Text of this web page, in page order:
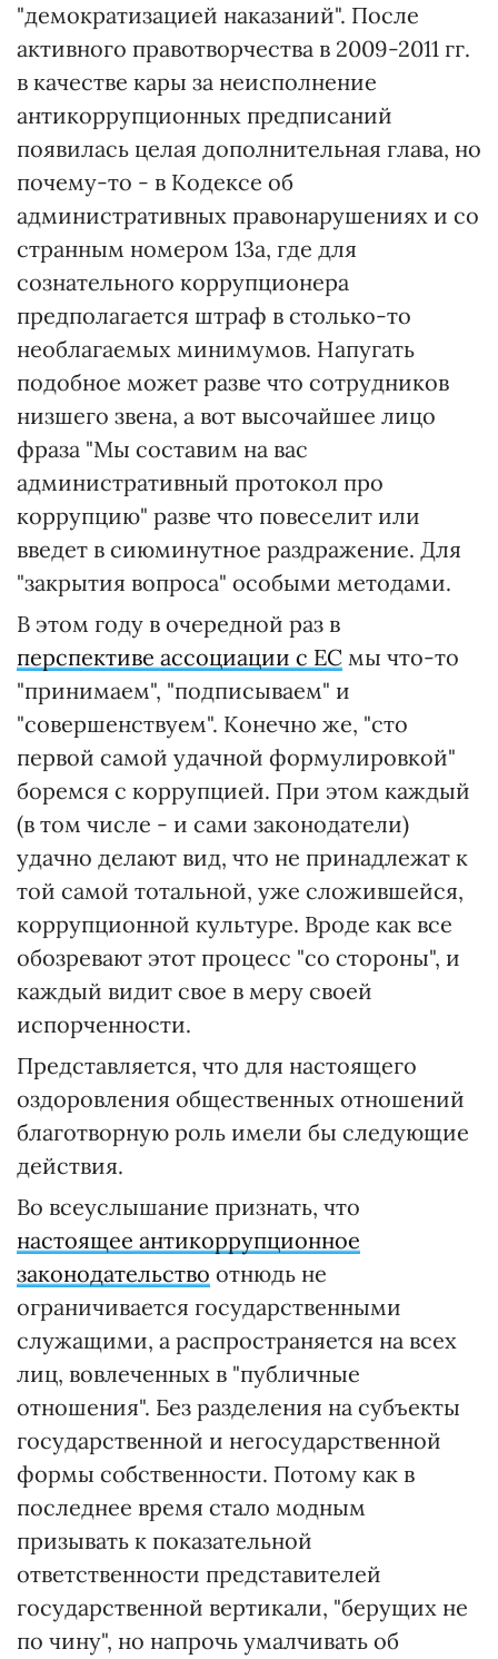
"демократизацией наказаний". После
активного правотворчества в 2009-2011 гг.
в качестве кары за неисполнение
антикоррупционных предписаний
появилась целая дополнительная глава, но
почему-то - в Кодексе об
административных правонарушениях и со
странным номером 13а, где для
сознательного коррупционера
предполагается штраф в столько-то
необлагаемых минимумов. Напугать
подобное может разве что сотрудников
низшего звена, а вот высочайшее лицо
фраза "Мы составим на вас
административный протокол про
коррупцию" разве что повеселит или
введет в сиюминутное раздражение. Для
"закрытия вопроса" особыми методами.
В этом году в очередной раз в
перспективе ассоциации с ЕС мы что-то
"принимаем", "подписываем" и
"совершенствуем". Конечно же, "сто
первой самой удачной формулировкой"
боремся с коррупцией. При этом каждый
(в том числе - и сами законодатели)
удачно делают вид, что не принадлежат к
той самой тотальной, уже сложившейся,
коррупционной культуре. Вроде как все
обозревают этот процесс "со стороны", и
каждый видит свое в меру своей
испорченности.
Представляется, что для настоящего
оздоровления общественных отношений
благотворную роль имели бы следующие
действия.
Во всеуслышание признать, что
настоящее антикоррупционное
законодательство отнюдь не
ограничивается государственными
служащими, а распространяется на всех
лиц, вовлеченных в "публичные
отношения". Без разделения на субъекты
государственной и негосударственной
формы собственности. Потому как в
последнее время стало модным
призывать к показательной
ответственности представителей
государственной вертикали, "берущих не
по чину", но напрочь умалчивать об